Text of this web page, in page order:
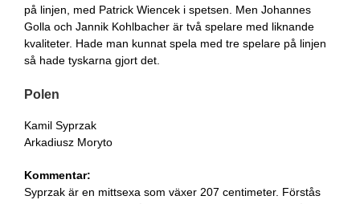
på linjen, med Patrick Wiencek i spetsen. Men Johannes
Golla och Jannik Kohlbacher är två spelare med liknande
kvaliteter. Hade man kunnat spela med tre spelare på linjen
så hade tyskarna gjort det.
Polen
Kamil Syprzak
Arkadiusz Moryto
Kommentar:
Syprzak är en mittsexa som växer 207 centimeter. Förstås